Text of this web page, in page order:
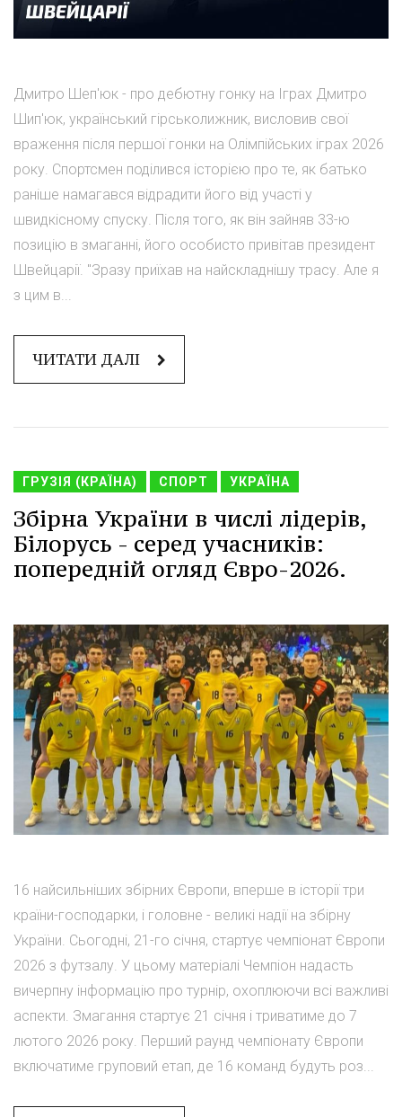
Дмитро Шеп'юк - про дебютну гонку на Іграх Дмитро
Шип'юк, український гірськолижник, висловив свої
враження після першої гонки на Олімпійських іграх 2026
року. Спортсмен поділився історією про те, як батько
раніше намагався відрадити його від участі у
швидкісному спуску. Після того, як він зайняв 33-ю
позицію в змаганні, його особисто привітав президент
Швейцарії. "Зразу приїхав на найскладнішу трасу. Але я
з цим в...
ЧИТАТИ ДАЛІ
ГРУЗІЯ (КРАЇНА) СПОРТ УКРАЇНА
Збірна України в числі лідерів,
Білорусь - серед учасників:
попередній огляд Євро-2026.
16 найсильніших збірних Європи, вперше в історії три
країни-господарки, і головне - великі надії на збірну
України. Сьогодні, 21-го січня, стартує чемпіонат Європи
2026 з футзалу. У цьому матеріалі Чемпіон надасть
вичерпну інформацію про турнір, охоплюючи всі важливі
аспекти. Змагання стартує 21 січня і триватиме до 7
лютого 2026 року. Перший раунд чемпіонату Європи
включатиме груповий етап, де 16 команд будуть роз...